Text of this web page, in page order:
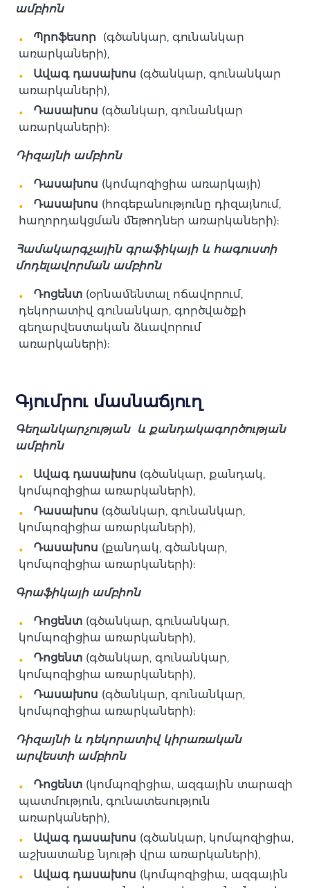
ամբիոն
Պրոֆեսոր (գծանկար, գունանկար
առարկաների),
Ավագ դասախոս (գծանկար, գունանկար
առարկաների),
Դասախոս (գծանկար, գունանկար
առարկաների):
Դիզայնի ամբիոն
Դասախոս (կոմպոզիցիա առարկայի)
Դասախոս (հոգեբանությունը դիզայնում,
հաղորդակցման մեթոդներ առարկաների):
Համակարգչային գրաֆիկայի և հագուստի
մոդելավորման ամբիոն
Դոցենտ (օրնամենտալ ոճավորում,
դեկորատիվ գունանկար, գործվածքի
գեղարվեստական ձևավորում
առարկաների):
Գյումրու մասնաճյուղ
Գեղանկարչության և քանդակագործության
ամբիոն
Ավագ դասախոս (գծանկար, քանդակ,
կոմպոզիցիա առարկաների),
Դասախոս (գծանկար, գունանկար,
կոմպոզիցիա առարկաների),
Դասախոս (քանդակ, գծանկար,
կոմպոզիցիա առարկաների):
Գրաֆիկայի ամբիոն
Դոցենտ (գծանկար, գունանկար,
կոմպոզիցիա առարկաների),
Դոցենտ (գծանկար, գունանկար,
կոմպոզիցիա առարկաների),
Դասախոս (գծանկար, գունանկար,
կոմպոզիցիա առարկաների):
Դիզայնի և դեկորատիվ կիրառական
արվեստի ամբիոն
Դոցենտ (կոմպոզիցիա, ազգային տարազի
պատմություն, գունատեսություն
առարկաների),
Ավագ դասախոս (գծանկար, կոմպոզիցիա,
աշխատանք նյութի վրա առարկաների),
Ավագ դասախոս (կոմպոզիցիա, ազգային